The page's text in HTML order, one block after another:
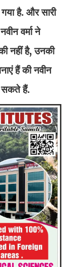
गया है. और सारी
वर्मा ने
नहीं है, उनकी
हैं की नवीन
सकते हैं.